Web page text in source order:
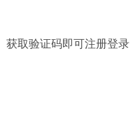
获取验证码即可注册登录